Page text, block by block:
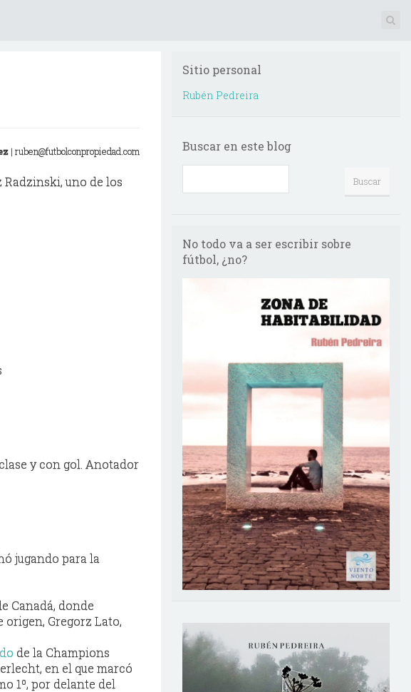
| ruben@futbolconpropiedad.com
Radzinski, uno de los
y con gol. Anotador
jugando para la
Canadá, donde
origen, Gregorz Lato,
de la Champions
, en el que marcó
1º, por delante del
Sitio personal
Rubén Pedreira
Buscar en este blog
No todo va a ser escribir sobre
fútbol, ¿no?